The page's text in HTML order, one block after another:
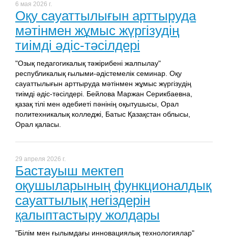
6 мая 2026 г.
Оқу сауаттылығын арттыруда
мәтінмен жұмыс жүргізудің
тиімді әдіс-тәсілдері
"Озық педагогикалық тәжірибені жалпылау"
республикалық ғылыми-әдістемелік семинар. Оқу
сауаттылығын арттыруда мәтінмен жұмыс жүргізудің
тиімді әдіс-тәсілдері. Бейлова Маржан Серикбаевна,
қазақ тілі мен әдебиеті пәнінің оқытушысы, Орал
политехникалық колледжі, Батыс Қазақстан облысы,
Орал қаласы.
29 апреля 2026 г.
Бастауыш мектеп
оқушыларының функционалдық
сауаттылық негіздерін
қалыптастыру жолдары
"Білім мен ғылымдағы инновациялық технологиялар"